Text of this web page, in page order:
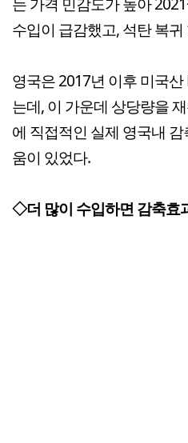
수입이 급감했고, 석탄 복
영국은 2017년 이후 미국
는데, 이 가운데 상당량을
에 직접적인 실제 영국내
움이 있었다.
◇더 많이 수입하면 감축효